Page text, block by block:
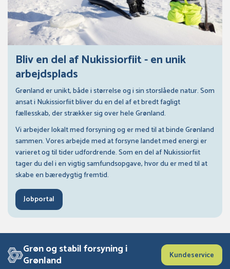
Bliv en del af Nukissiorfiit - en unik
arbejdsplads
Grønland er unikt, både i størrelse og i sin storslåede natur. Som
ansat i Nukissiorfiit bliver du en del af et bredt fagligt
fællesskab, der strækker sig over hele Grønland.
Vi arbejder lokalt med forsyning og er med til at binde Grønland
sammen. Vores arbejde med at forsyne landet med energi er
varieret og til tider udfordrende. Som en del af Nukissiorfiit
tager du del i en vigtig samfundsopgave, hvor du er med til at
skabe en bæredygtig fremtid.
Jobportal
Grøn og stabil forsyning i
Grønland Kundeservice